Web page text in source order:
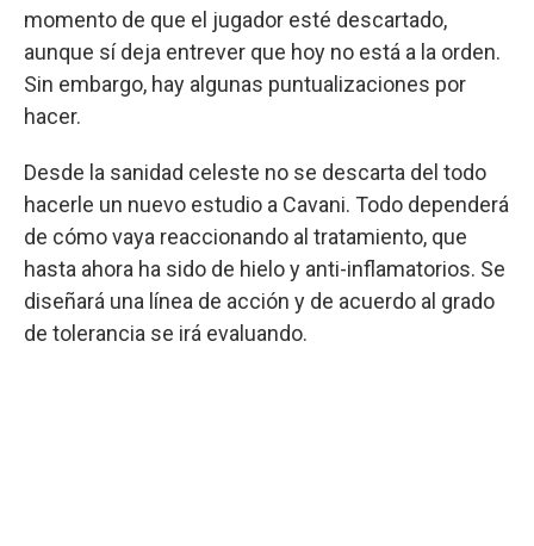
momento de que el jugador esté descartado,
aunque sí deja entrever que hoy no está a la orden.
Sin embargo, hay algunas puntualizaciones por
hacer.
Desde la sanidad celeste no se descarta del todo
hacerle un nuevo estudio a Cavani. Todo dependerá
de cómo vaya reaccionando al tratamiento, que
hasta ahora ha sido de hielo y anti-inflamatorios. Se
diseñará una línea de acción y de acuerdo al grado
de tolerancia se irá evaluando.